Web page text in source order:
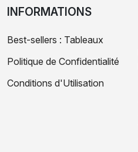
INFORMATIONS
Best-sellers : Tableaux
Politique de Confidentialité
Conditions d'Utilisation